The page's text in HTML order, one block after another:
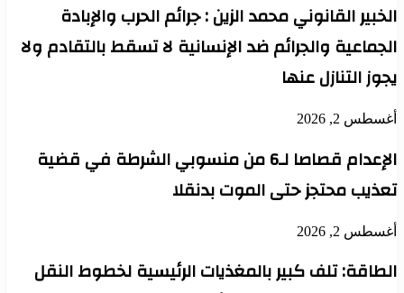
الخبير القانوني محمد الزين : جرائم الحرب والإبادة
الجماعية والجرائم ضد الإنسانية لا تسقط بالتقادم ولا
يجوز التنازل عنها
أغسطس 2, 2026
الإعدام قصاصا لـ6 من منسوبي الشرطة في قضية
تعذيب محتجز حتى الموت بدنقلا
أغسطس 2, 2026
الطاقة: تلف كبير بالمغذيات الرئيسية لخطوط النقل